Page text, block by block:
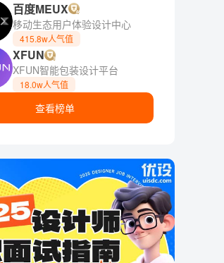
百度MEUX
移动生态用户体验设计中心
415.8w人气值
XFUN
XFUN智能包装设计平台
18.0w人气值
查看榜单